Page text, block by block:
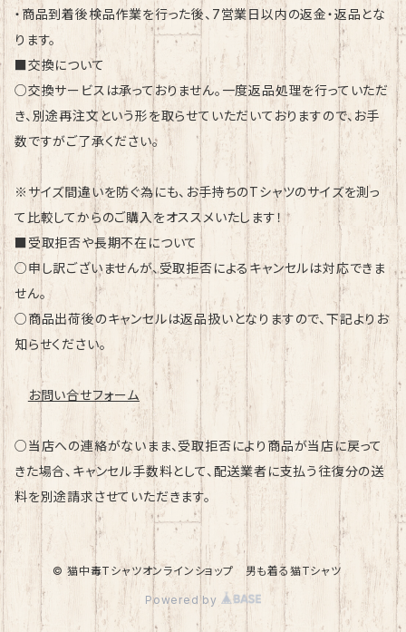
・商品到着後検品作業を行った後、7営業日以内の返金・返品とな
ります。
■交換について
○交換サービスは承っておりません。一度返品処理を行っていただ
き、別途再注文という形を取らせていただいておりますので、お手
数ですがご了承ください。
※サイズ間違いを防ぐ為にも、お手持ちのTシャツのサイズを測っ
て比較してからのご購入をオススメいたします！
■受取拒否や長期不在について
○申し訳ございませんが、受取拒否によるキャンセルは対応できま
せん。
○商品出荷後のキャンセルは返品扱いとなりますので、下記よりお
知らせください。
お問い合せフォーム
○当店への連絡がないまま、受取拒否により商品が当店に戻って
きた場合、キャンセル手数料として、配送業者に支払う往復分の送
料を別途請求させていただきます。
© 猫中毒Tシャツオンラインショップ 男も着る猫Tシャツ
Powered by